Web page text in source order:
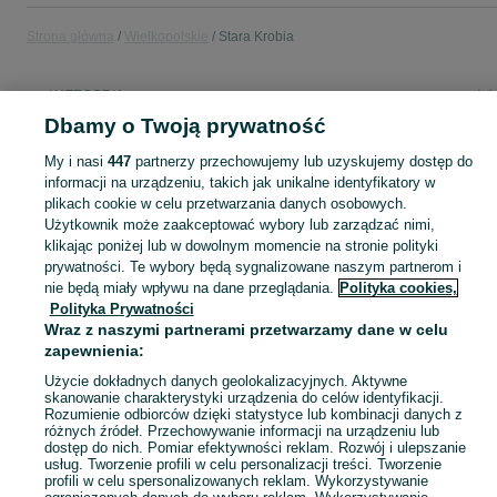
Stara Krobia
KATEGORIA
komputer gamingowy
Zobacz
Mapa kategorii
Mapa miejscowości
Mapa ministron
Popularne wyszukiwania
Dbamy o Twoją prywatność
My i nasi 447partnerzy przechowujemy lub uzyskujemy dostęp do
informacji na urządzeniu, takich jak unikalne identyfikatory w
plikach cookie w celu przetwarzania danych osobowych.
Użytkownik może zaakceptować wybory lub zarządzać nimi,
klikając poniżej lub w dowolnym momencie na stronie polityki
prywatności. Te wybory będą sygnalizowane naszym partnerom i
nie będą miały wpływu na dane przeglądania. Polityka cookies,
Polityka Prywatności
Wraz z naszymi partnerami przetwarzamy dane w celu
zapewnienia:
Użycie dokładnych danych geolokalizacyjnych. Aktywne
skanowanie charakterystyki urządzenia do celów identyfikacji.
Rozumienie odbiorców dzięki statystyce lub kombinacji danych z
różnych źródeł. Przechowywanie informacji na urządzeniu lub
dostęp do nich. Pomiar efektywności reklam. Rozwój i ulepszanie
usług. Tworzenie profili w celu personalizacji treści. Tworzenie
profili w celu spersonalizowanych reklam. Wykorzystywanie